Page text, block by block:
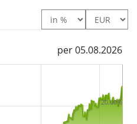
per 05.08.2026
20.00%